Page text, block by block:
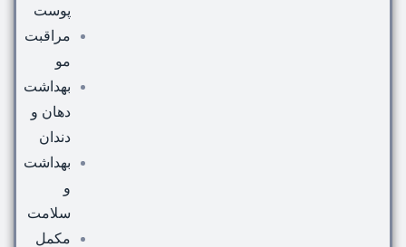
پوست
مراقبت
مو
بهداشت
دهان و
دندان
بهداشت
و
سلامت
مکمل